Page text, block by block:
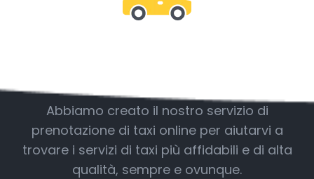
Abbiamo creato il nostro servizio di
prenotazione di taxi online per aiutarvi a
trovare i servizi di taxi più affidabili e di alta
qualità, sempre e ovunque.